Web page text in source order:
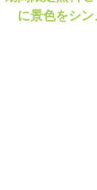
に景色をシ